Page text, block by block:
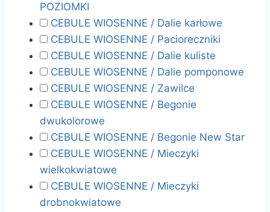
POZIOMKI
CEBULE WIOSENNE / Dalie karłowe
CEBULE WIOSENNE / Pacioreczniki
CEBULE WIOSENNE / Dalie kuliste
CEBULE WIOSENNE / Dalie pomponowe
CEBULE WIOSENNE / Zawilce
CEBULE WIOSENNE / Begonie
dwukolorowe
CEBULE WIOSENNE / Begonie New Star
CEBULE WIOSENNE / Mieczyki
wielkokwiatowe
CEBULE WIOSENNE / Mieczyki
drobnokwiatowe